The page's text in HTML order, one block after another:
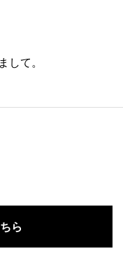
して。
ら